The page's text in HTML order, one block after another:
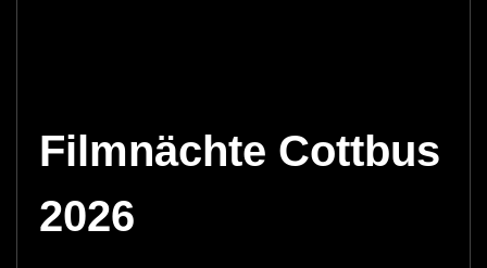
Filmnächte Cottbus
2026